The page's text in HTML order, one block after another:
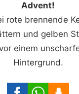
Advent!
rote brennende
und gelben
einem
Hintergrund.